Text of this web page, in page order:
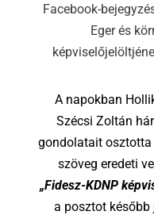
Facebook-
Eger és
A napokban
Szécsi Zoltán
gondolatait osztotta
szöveg eredeti
„Fidesz-KDNP
a posztot később